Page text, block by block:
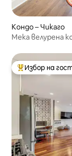
Кондо – Чикаго
Мека велурена
Най-популярен
Избор на